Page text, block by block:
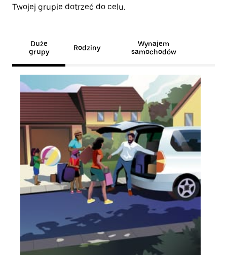
Twojej grupie dotrzeć do celu.
Duże
grupy
Rodziny
Wynajem
samochodów